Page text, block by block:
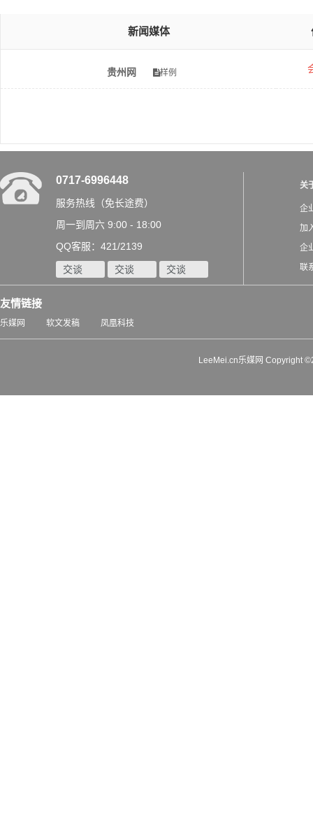
新闻媒体
贵州网 样例
0717-6996448
服务热线（免长途费）
周一到周六 9:00 - 18:00
QQ客服：421/2139
交谈 交谈 交谈
关
企
加
企
联
友情链接
乐媒网 软文发稿 凤凰科技
LeeMei.cn乐媒网 Copyright